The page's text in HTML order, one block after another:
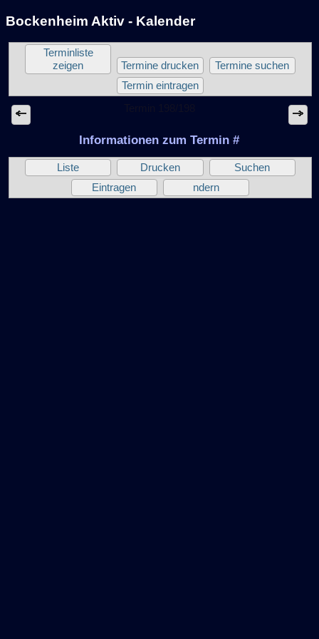
Bockenheim Aktiv - Kalender
Terminliste
zeigen
Termine drucken
Termine suchen
Termin eintragen
Informationen zum Termin #
Liste Drucken
Suchen
Eintragen
ndern